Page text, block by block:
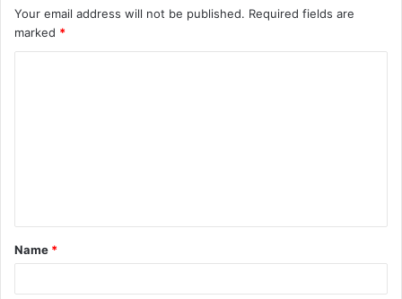
Your email address will not be published. Required fields are
marked *
t
*
Name *